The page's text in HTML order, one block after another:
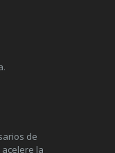
.
de
la